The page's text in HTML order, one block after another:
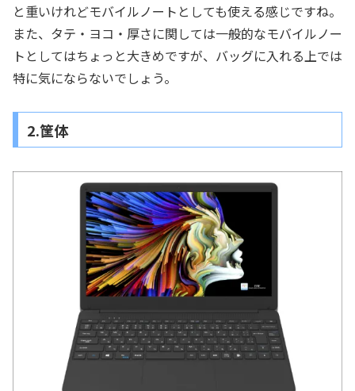
と重いけれどモバイルノートとしても使える感じですね。
また、タテ・ヨコ・厚さに関しては一般的なモバイルノー
トとしてはちょっと大きめですが、バッグに入れる上では
特に気にならないでしょう。
2.筐体